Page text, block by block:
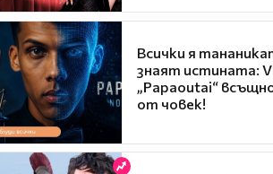
Всички я
знаят истината:
„Papaoutai“
от човек!